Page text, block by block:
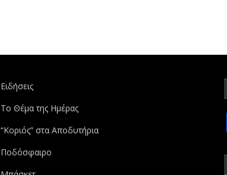
Ειδήσεις
Το Θέμα της Ημέρας
“Κοριός” στα Αποδυτήρια
Ποδόσφαιρο